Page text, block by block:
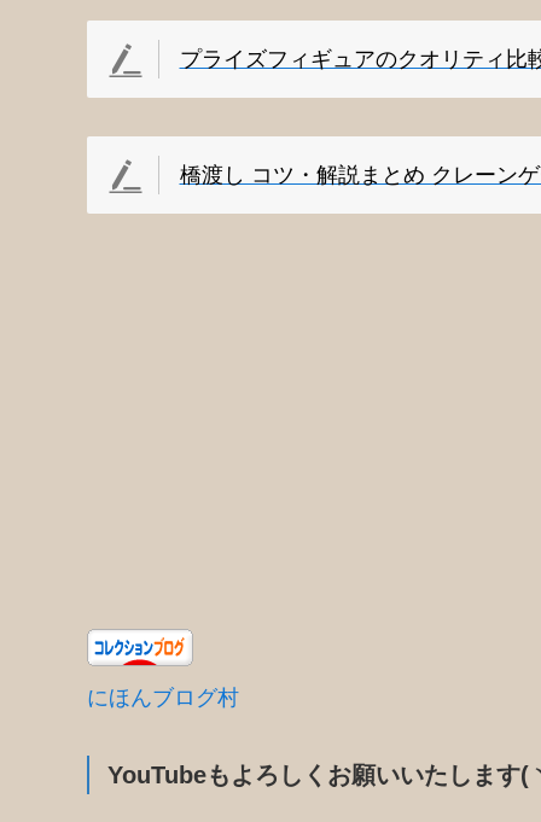
プライズフィギュアのクオリティ比
橋渡し コツ・解説まとめ クレーン
にほんブログ村
YouTubeもよろしくお願いいたします(